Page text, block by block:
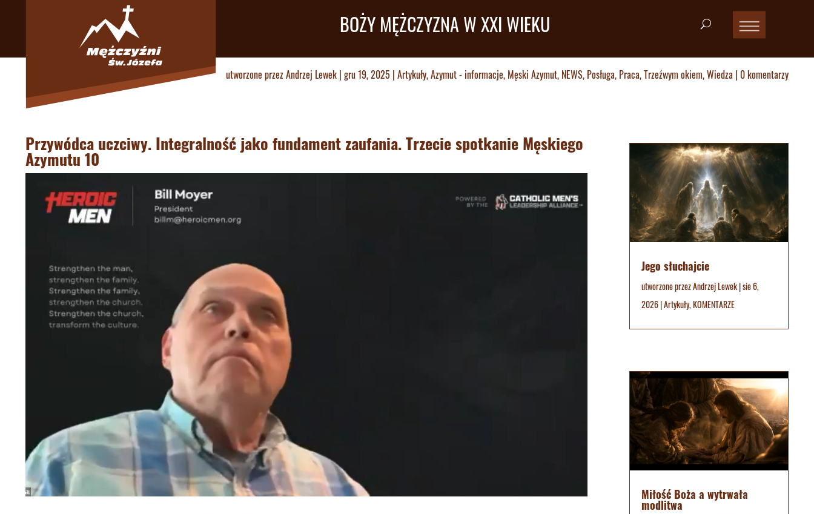
BOŻY MĘŻCZYZNA W XXI WIEKU
utworzone przezAndrzej Lewek | gru 19, 2025 | Artykuły,Azymut - informacje, Męski Azymut, NEWS, Posługa, Praca,Trzeźwym okiem,Wiedza | 0 komentarzy
Przywódca uczciwy. Integralność jako fundament zaufania. Trzecie spotkanie Męskiego
Azymutu 10
Jego słuchajcie
utworzone przezAndrzej Lewek|sie 6,
2026|Artykuły,KOMENTARZE
Miłość Boża a wytrwała
modlitwa